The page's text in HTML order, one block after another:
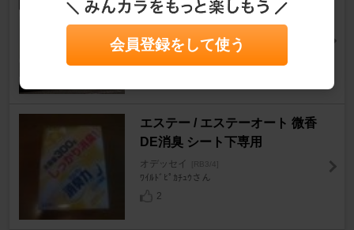
ール
オデッセイ [RB3/4]
tomoki@ra7さん
エステー / エステーオート 微香
DE消臭 シート下専用
オデッセイ [RB3/4]
ﾜｲﾙﾄﾞﾋﾟｶﾁｭｳさん
2
会員登録をして使う